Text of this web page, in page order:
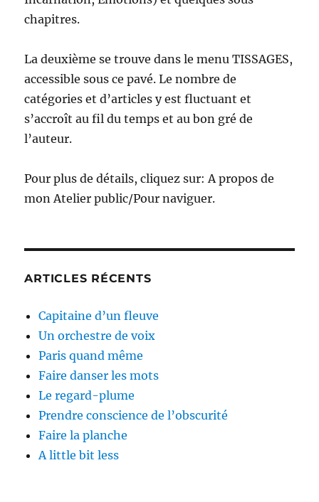
chapitres.
La deuxième se trouve dans le menu TISSAGES,
accessible sous ce pavé. Le nombre de
catégories et d’articles y est fluctuant et
s’accroît au fil du temps et au bon gré de
l’auteur.
Pour plus de détails, cliquez sur: A propos de
mon Atelier public/Pour naviguer.
ARTICLES RÉCENTS
Capitaine d’un fleuve
Un orchestre de voix
Paris quand même
Faire danser les mots
Le regard-plume
Prendre conscience de l’obscurité
Faire la planche
A little bit less